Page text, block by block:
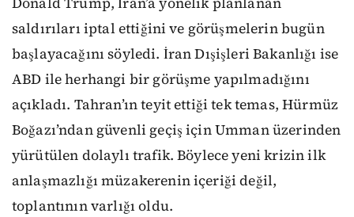
saldırıları iptal ettiğini ve görüşmelerin bugün
başlayacağını söyledi. İran Dışişleri Bakanlığı ise
ABD ile herhangi bir görüşme yapılmadığını
açıkladı. Tahran’ın teyit ettiği tek temas, Hürmüz
Boğazı’ndan güvenli geçiş için Umman üzerinden
yürütülen dolaylı trafik. Böylece yeni krizin ilk
anlaşmazlığı müzakerenin içeriği değil,
toplantının varlığı oldu.